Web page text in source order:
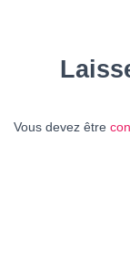
Vous devez être